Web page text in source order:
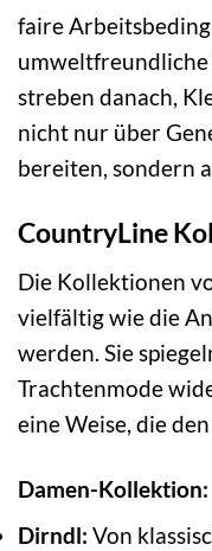
faire
streben danach,
nicht nur über
bereiten, sondern
CountryLine
Die Kollektionen
vielfältig wie die
werden. Sie
Trachtenmode
eine Weise, die
Damen-Kollektion:
Dirndl: Von